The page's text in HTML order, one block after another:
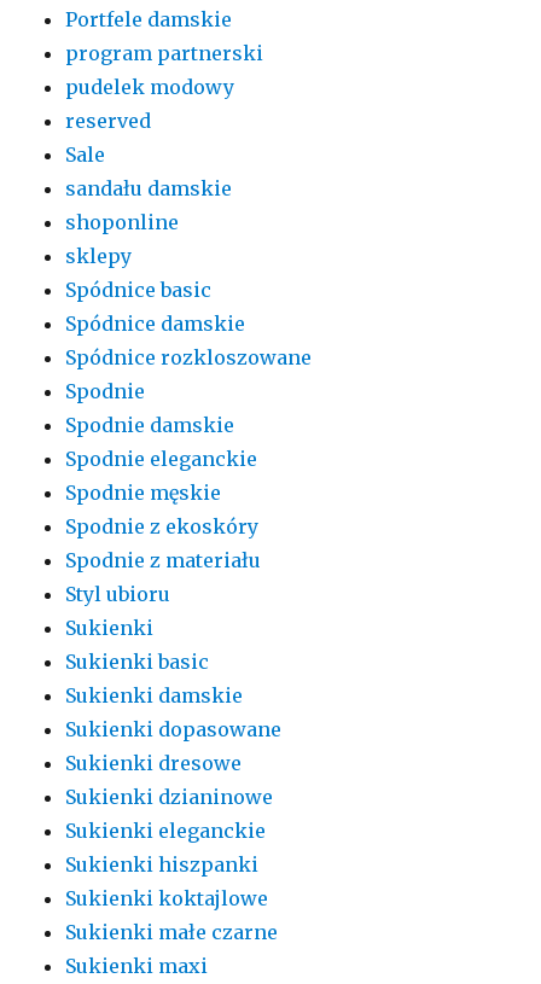
Portfele damskie
program partnerski
pudelek modowy
reserved
Sale
sandału damskie
shoponline
sklepy
Spódnice basic
Spódnice damskie
Spódnice rozkloszowane
Spodnie
Spodnie damskie
Spodnie eleganckie
Spodnie męskie
Spodnie z ekoskóry
Spodnie z materiału
Styl ubioru
Sukienki
Sukienki basic
Sukienki damskie
Sukienki dopasowane
Sukienki dresowe
Sukienki dzianinowe
Sukienki eleganckie
Sukienki hiszpanki
Sukienki koktajlowe
Sukienki małe czarne
Sukienki maxi